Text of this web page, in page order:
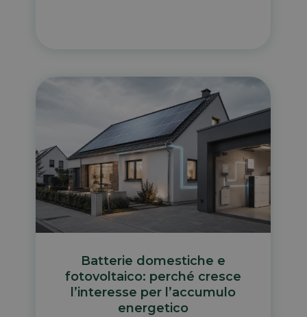
Batterie domestiche e
fotovoltaico: perché cresce
l’interesse per l’accumulo
energetico